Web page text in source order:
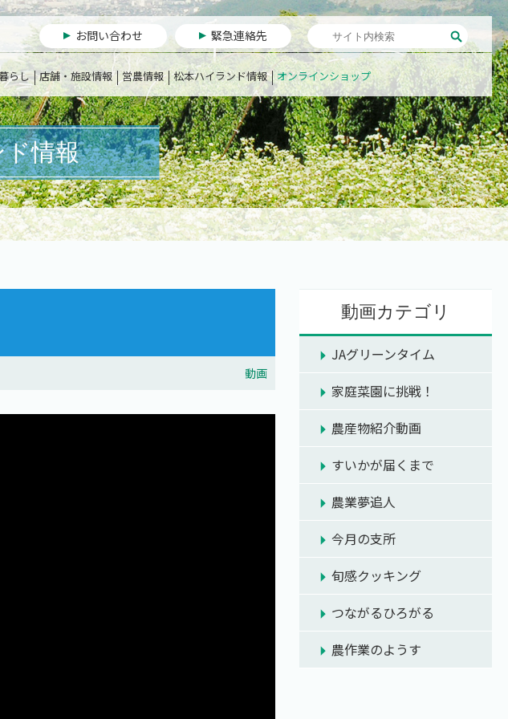
お問い合わせ 緊急連絡先
らし 店舗・施設情報 営農情報 松本ハイランド情報 オンラインショップ
情報
動画
動画カテゴリ
JAグリーンタイム
家庭菜園に挑戦！
農産物紹介動画
すいかが届くまで
農業夢追人
今月の支所
旬感クッキング
つながるひろがる
農作業のようす